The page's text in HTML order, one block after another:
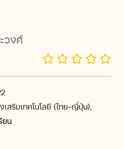
วงศ์
สริมเทคโนโลยี (ไทย-ญี่ปุ่น),
ยน